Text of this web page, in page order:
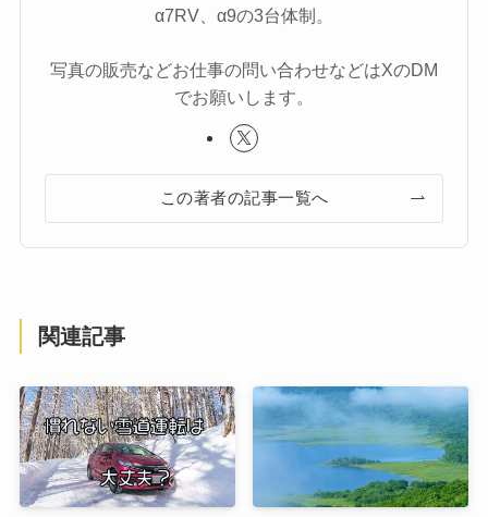
α7RV、α9の3台体制。
写真の販売などお仕事の問い合わせなどはXのDM
でお願いします。
この著者の記事一覧へ
関連記事